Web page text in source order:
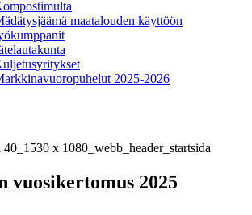
maatalouden käyttöön
2025-2026
vuosikertomus 2025